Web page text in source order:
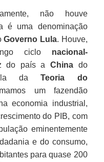
não houve
é uma denominação
Governo Lula. Houve,
ciclo nacional-
do país a China do
daTeoria do
um fazendão
economia industrial,
do PIB, com
eminentemente
e do consumo,
para quase 200